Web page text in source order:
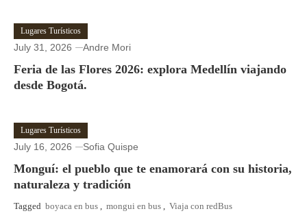
Lugares Turísticos
July 31, 2026 Andre Mori
Feria de las Flores 2026: explora Medellín viajando
desde Bogotá.
Lugares Turísticos
July 16, 2026 Sofia Quispe
Monguí: el pueblo que te enamorará con su historia,
naturaleza y tradición
Tagged boyaca en bus , mongui en bus , Viaja con redBus